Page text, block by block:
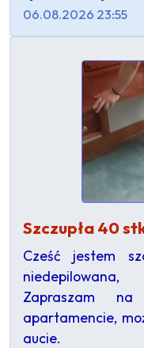
06.08.2026 23:55
Szczupła 40
Cześć jestem
Zapraszam
apartamencie,
aucie.